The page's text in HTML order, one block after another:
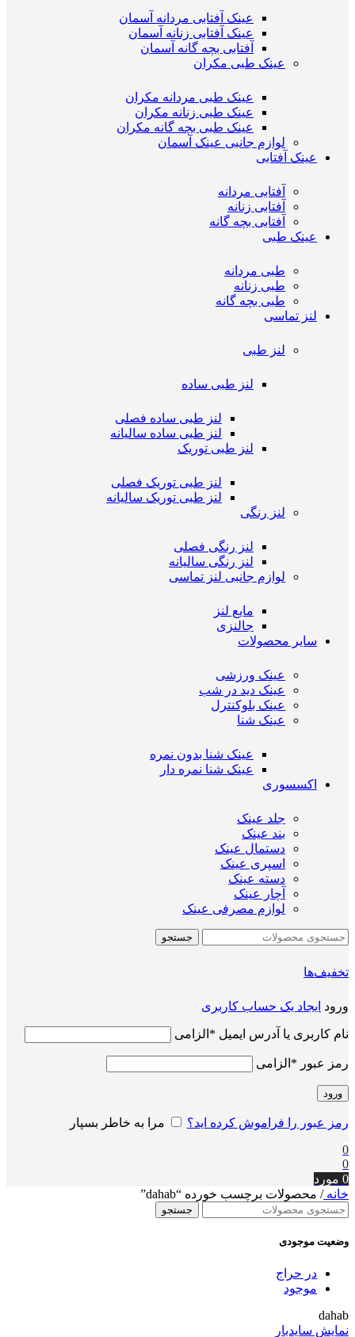
عینک آفتابی مردانه آسمان
عینک آفتابی زنانه آسمان
آفتابی بچه گانه آسمان
عینک طبی مکران
عینک طبی مردانه مکران
عینک طبی زنانه مکران
عینک طبی بچه گانه مکران
لوازم جانبی عینک آسمان
عینک آفتابی
آفتابی مردانه
آفتابی زنانه
آفتابی بچه گانه
عینک طبی
طبی مردانه
طبی زنانه
طبی بچه گانه
لنز تماسی
لنز طبی
لنز طبی ساده
لنز طبی ساده فصلی
لنز طبی ساده سالیانه
لنز طبی توریک
لنز طبی توریک فصلی
لنز طبی توریک سالیانه
لنز رنگی
لنز رنگی فصلی
لنز رنگی سالیانه
لوازم جانبی لنز تماسی
مایع لنز
جالنزی
سایر محصولات
عینک ورزشی
عینک دید در شب
عینک بلوکنترل
عینک شنا
عینک شنا بدون نمره
عینک شنا نمره دار
اکسسوری
جلد عینک
بند عینک
دستمال عینک
اسپری عینک
دسته عینک
آچار عینک
لوازم مصرفی عینک
جستجو
تخفیف‌ها
ورود ایجاد یک حساب کاربری
نام کاربری یا آدرس ایمیل * الزامی
رمز عبور * الزامی
ورود
رمز عبور را فراموش کرده اید؟
مرا به خاطر بسپار
0
0
0 مورد
خانه/ محصولات برچسب خورده “dahab”
جستجو
وضعیت موجودی
در حراج
موجود
dahab
نمایش سایدبار